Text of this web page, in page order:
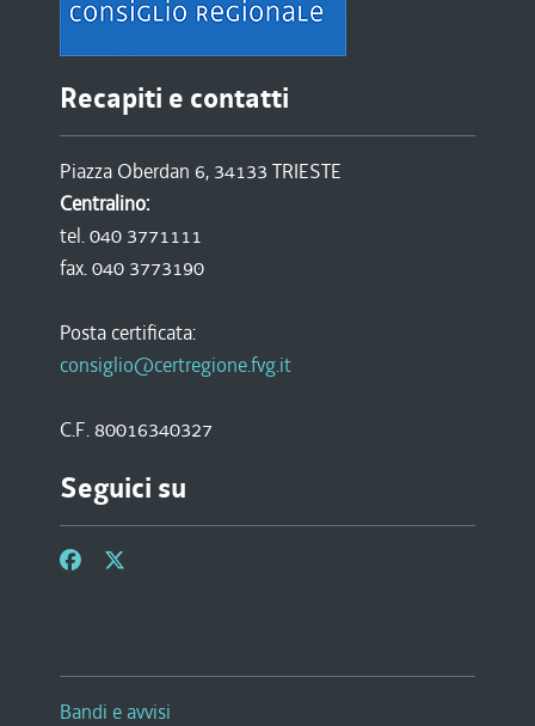
Recapiti e contatti
Piazza Oberdan 6, 34133 TRIESTE
Centralino:
tel. 040 3771111
fax. 040 3773190
Posta certificata:
consiglio@certregione.fvg.it
C.F. 80016340327
Seguici su
Bandi e avvisi